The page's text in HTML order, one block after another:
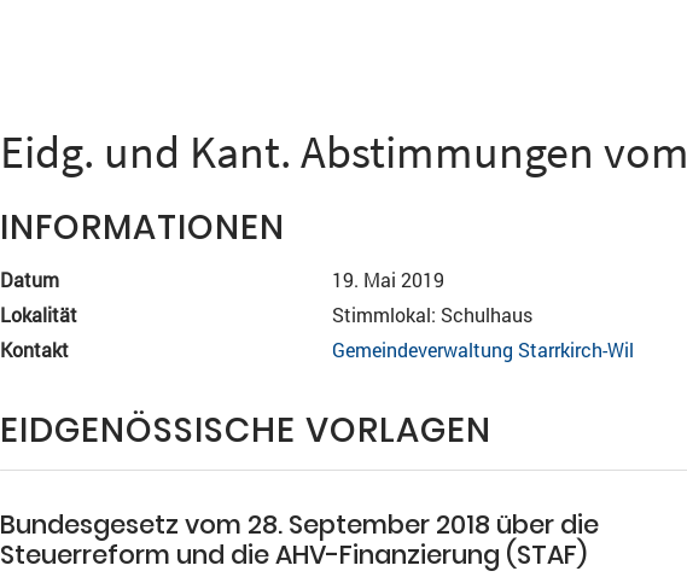
Eidg. und Kant. Abstimmungen
INFORMATIONEN
Datum
19. Mai 2019
Lokalität
Stimmlokal: Schulhaus
Kontakt
Gemeindeverwaltung Starrkirch-Wil
EIDGENÖSSISCHE VORLAGEN
Bundesgesetz vom 28. September 2018 über die
Steuerreform und die AHV-Finanzierung (STAF)